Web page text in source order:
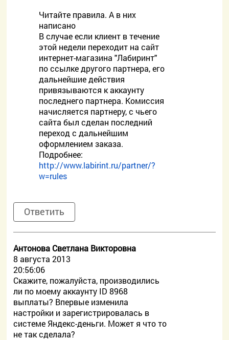
Читайте правила. А в них
написано
В случае если клиент в течение
этой недели переходит на сайт
интернет-магазина "Лабиринт"
по ссылке другого партнера, его
дальнейшие действия
привязываются к аккаунту
последнего партнера. Комиссия
начисляется партнеру, с чьего
сайта был сделан последний
переход с дальнейшим
оформлением заказа.
Подробнее:
http://www.labirint.ru/partner/?
w=rules
Ответить
Антонова Светлана Викторовна
8 августа 2013
20:56:06
Скажите, пожалуйста, производились
ли по моему аккаунту ID 8968
выплаты? Впервые изменила
настройки и зарегистрировалась в
системе Яндекс-деньги. Может я что то
не так сделала?